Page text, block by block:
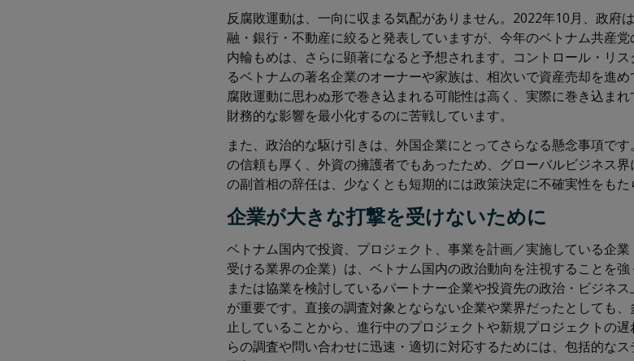
反腐敗運動は、一向に収まる気配がありません。2022年10月、政府
融・銀行・不動産に絞ると発表していますが、今年のベトナム共産
内輪もめは、さらに顕著になると予想されます。コントロール・リ
るベトナムの著名企業のオーナーや家族は、相次いで資産売却を進
腐敗運動に思わぬ形で巻き込まれる可能性は高く、実際に巻き込まれ
財務的な影響を最小化するのに苦戦しています。
また、政治的な駆け引きは、外国企業にとってさらなる懸念事項で
の信頼も厚く、外資の擁護者でもあったため、グローバルビジネス
の副首相の辞任は、少なくとも短期的には政策決定に不確実性をもた
企業が大きな打撃を受けないために
ベトナム国内で投資、プロジェクト、事業を計画／実施している企
受ける業界の企業）は、ベトナム国内の政治動向を注視することを
または協業を検討しているパートナー企業や投資先の政治・ビジネ
が重要です。直接の調査対象とならない企業や業界だったとしても
止していることから、進行中のプロジェクトや新規プロジェクトの
らの調査や問い合わせに迅速・適切に対応するためには、包括的な